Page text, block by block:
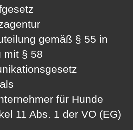
gemäß § 55 in
mit § 58
für Hunde
11 Abs. 1 der VO (EG)